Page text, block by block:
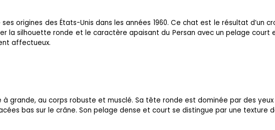
ses origines des États-Unis dans les années 1960. Ce chat est le résultat
la silhouette ronde et le caractère apaisant du Persan avec un pelage court
affectueux.
à grande, au corps robuste et musclé. Sa tête ronde est dominée par des
bas sur le crâne. Son pelage dense et court se distingue par une